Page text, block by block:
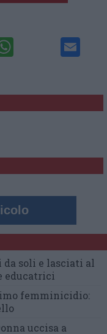
soli e lasciati al
educatrici
femminicidio:
uccisa a